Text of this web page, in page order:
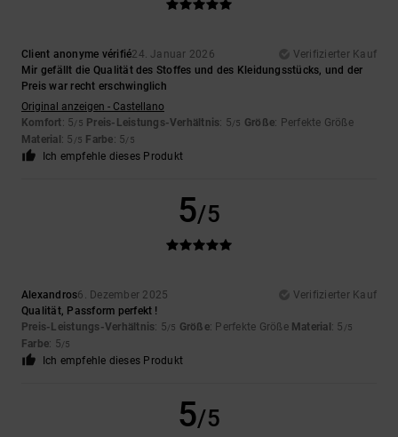
Client anonyme vérifié24. Januar 2026
Verifizierter Kauf
Mir gefällt die Qualität des Stoffes und des Kleidungsstücks, und der
Preis war recht erschwinglich
Original anzeigen - Castellano
Komfort: 5/5 Preis-Leistungs-Verhältnis: 5/5 Größe: Perfekte Größe
Material : 5 /5 Farbe: 5/5
Ich empfehle dieses Produkt
5/5
Alexandros6. Dezember 2025
Verifizierter Kauf
Qualität, Passform perfekt !
Preis-Leistungs-Verhältnis: 5/5 Größe: Perfekte Größe Material : 5 /5
Farbe: 5/5
Ich empfehle dieses Produkt
5/5